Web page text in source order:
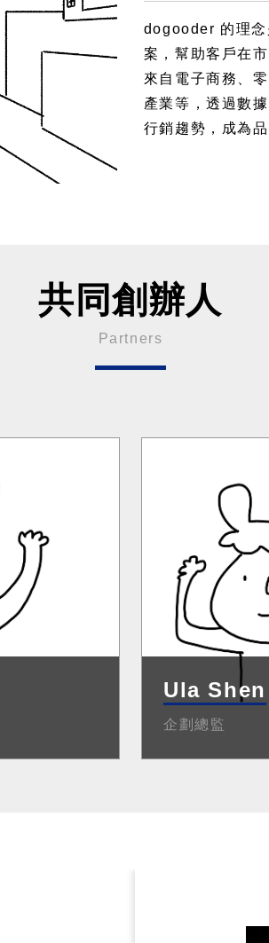
dogooder 的理念
案，幫助客戶在
來自電子商務、
產業等，透過數
行銷趨勢，成為
共同創辦人
Partners
Ula Shen
企劃總監